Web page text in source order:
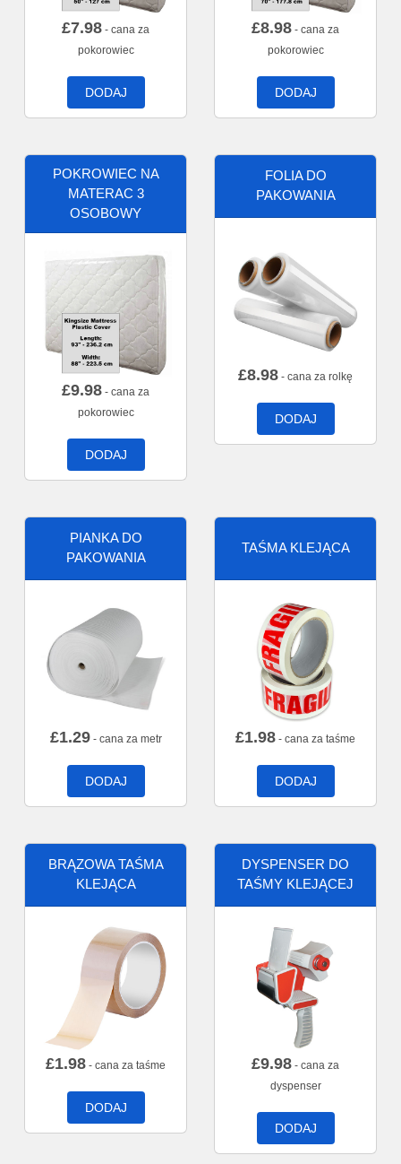
£7.98 - cana za
pokorowiec
DODAJ
£8.98 - cana za
pokorowiec
DODAJ
POKROWIEC NA
MATERAC 3
OSOBOWY
£9.98 - cana za
pokorowiec
DODAJ
FOLIA DO
PAKOWANIA
£8.98 - cana za rolkę
DODAJ
PIANKA DO
PAKOWANIA
£1.29- cana za metr
DODAJ
TAŚMA KLEJĄCA
£1.98 - cana za taśme
DODAJ
BRĄZOWA TAŚMA
KLEJĄCA
£1.98 - cana za taśme
DODAJ
DYSPENSER DO
TAŚMY KLEJĄCEJ
£9.98 - cana za
dyspenser
DODAJ